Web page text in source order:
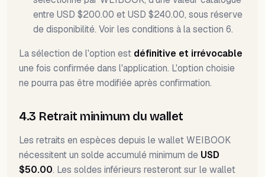
entre USD $200.00 et USD $240.00, sous réserve
de disponibilité. Voir les conditions à la section 6.
La sélection de l'option est définitive et irrévocable
une fois confirmée dans l'application. L'option choisie
ne pourra pas être modifiée après confirmation.
4.3 Retrait minimum du wallet
Les retraits en espèces depuis le wallet WEIBOOK
nécessitent un solde accumulé minimum de USD
$50.00. Les soldes inférieurs resteront sur le wallet